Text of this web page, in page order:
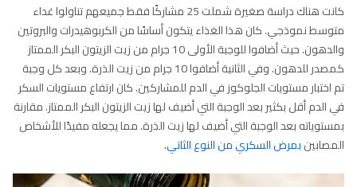
كانت هناك دراسة صغيرة شملت 25 مشاركًا فقط جميعهم تناولوا غداء
متوسط نموذجي. كان هذا الغذاء يتكون أساسًا من الكربوهيدرات والبروتين
والدهون. حيث أضافوا للوجبة الأولى 10 جرام من زيت الزيتون البكر الممتاز
كمصدر للدهون. وفي الثانية أضافوا 10 جرام من زيت الذرة. وبعد كل وجبة
تم اختبار مستويات الجلوكوز في الدم للمشاركين. كان ارتفاع مستويات السكر
في الدم أقل بكثير بعد الوجبة التي أضيف لها زيت الزيتون البكر الممتاز. مقارنة
بمستوياته بعد الوجبة التي أضيف لها زيت الذرة. مما يجعله مفيدًا للأشخاص
المصابينبمرض السكري من النوع الثاني.